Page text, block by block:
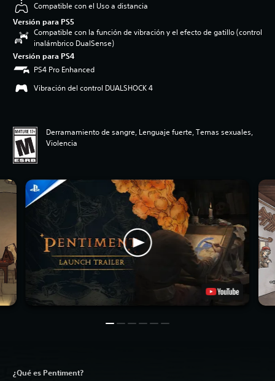
Compatible con el Uso a distancia
Versión para PS5
Compatible con la función de vibración y el efecto de gatillo (control
inalámbrico DualSense)
Versión para PS4
PS4 Pro Enhanced
Vibración del control DUALSHOCK 4
Derramamiento de sangre, Lenguaje fuerte, Temas sexuales,
Violencia
¿Qué es Pentiment?